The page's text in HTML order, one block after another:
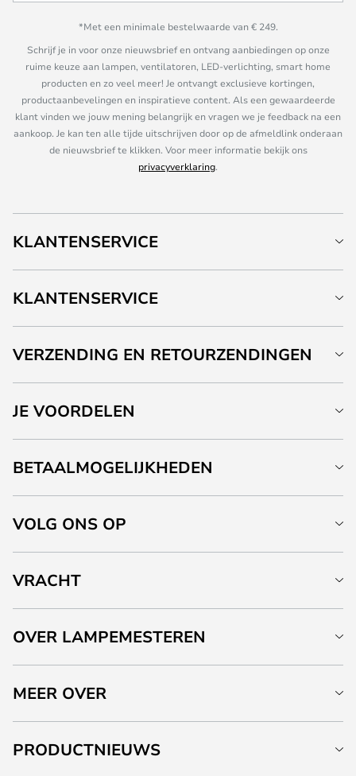
*Met een minimale bestelwaarde van € 249.
Schrijf je in voor onze nieuwsbrief en ontvang aanbiedingen op onze
ruime keuze aan lampen, ventilatoren, LED-verlichting, smart home
producten en zo veel meer! Je ontvangt exclusieve kortingen,
productaanbevelingen en inspiratieve content. Als een gewaardeerde
klant vinden we jouw mening belangrijk en vragen we je feedback na een
aankoop. Je kan ten alle tijde uitschrijven door op de afmeldlink onderaan
de nieuwsbrief te klikken. Voor meer informatie bekijk ons
privacyverklaring.
KLANTENSERVICE
KLANTENSERVICE
VERZENDING EN RETOURZENDINGEN
JE VOORDELEN
BETAALMOGELIJKHEDEN
VOLG ONS OP
VRACHT
OVER LAMPEMESTEREN
MEER OVER
PRODUCTNIEUWS